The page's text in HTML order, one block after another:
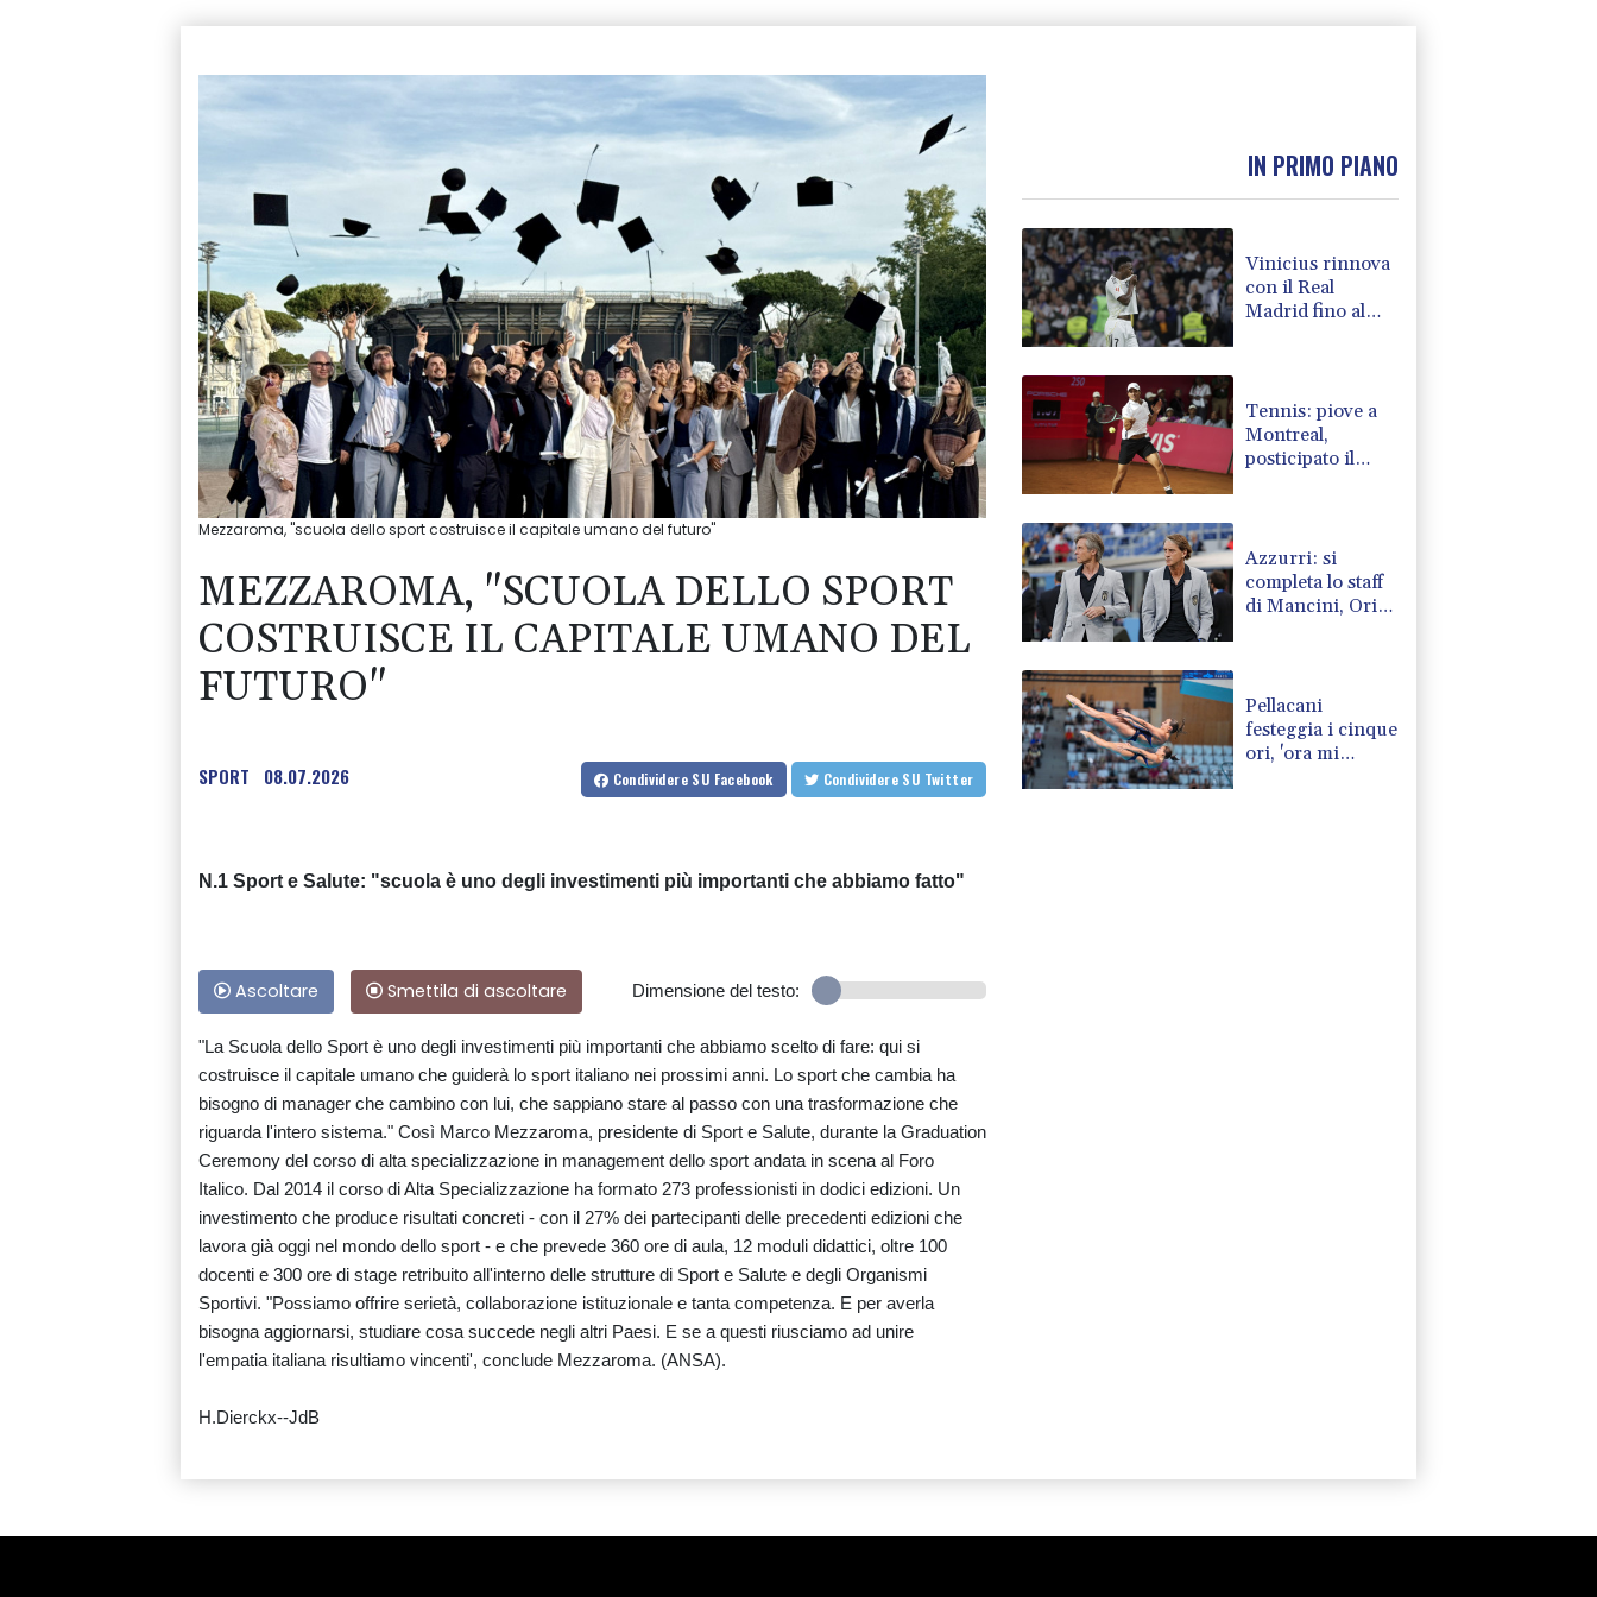
Mezzaroma, "scuola dello sport costruisce il capitale umano del futuro"
MEZZAROMA, "SCUOLA DELLO SPORT
COSTRUISCE IL CAPITALE UMANO DEL
FUTURO"
SPORT 08.07.2026 Condividere SU Facebook Condividere SU Twitter
N.1 Sport e Salute: "scuola è uno degli investimenti più importanti che abbiamo fatto"
Ascoltare Smettila di ascoltare Dimensione del testo:
"La Scuola dello Sport è uno degli investimenti più importanti che abbiamo scelto di fare: qui si
costruisce il capitale umano che guiderà lo sport italiano nei prossimi anni. Lo sport che cambia ha
bisogno di manager che cambino con lui, che sappiano stare al passo con una trasformazione che
riguarda l'intero sistema." Così Marco Mezzaroma, presidente di Sport e Salute, durante la Graduation
Ceremony del corso di alta specializzazione in management dello sport andata in scena al Foro
Italico. Dal 2014 il corso di Alta Specializzazione ha formato 273 professionisti in dodici edizioni. Un
investimento che produce risultati concreti - con il 27% dei partecipanti delle precedenti edizioni che
lavora già oggi nel mondo dello sport - e che prevede 360 ore di aula, 12 moduli didattici, oltre 100
docenti e 300 ore di stage retribuito all'interno delle strutture di Sport e Salute e degli Organismi
Sportivi. "Possiamo offrire serietà, collaborazione istituzionale e tanta competenza. E per averla
bisogna aggiornarsi, studiare cosa succede negli altri Paesi. E se a questi riusciamo ad unire
l'empatia italiana risultiamo vincenti', conclude Mezzaroma. (ANSA).
H.Dierckx--JdB
IN PRIMO PIANO
Vinicius rinnova
con il Real
Madrid fino al
Tennis: piove a
Montreal,
posticipato il
Azzurri: si
completa lo staff
di Mancini, Oriali
Pellacani
festeggia i cinque
ori, 'ora mi